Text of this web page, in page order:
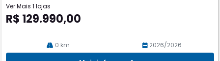
Ver Mais 1 lojas
R$ 129.990,00
0 km 2026/2026